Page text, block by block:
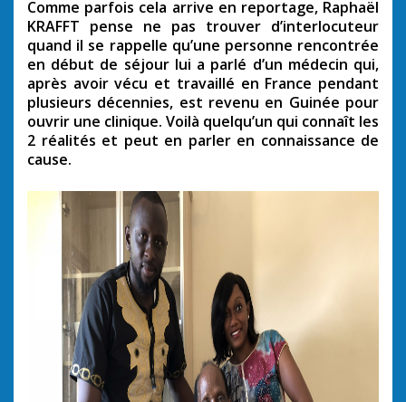
Comme parfois cela arrive en reportage, Raphaël
KRAFFT pense ne pas trouver d’interlocuteur
quand il se rappelle qu’une personne rencontrée
en début de séjour lui a parlé d’un médecin qui,
après avoir vécu et travaillé en France pendant
plusieurs décennies, est revenu en Guinée pour
ouvrir une clinique. Voilà quelqu’un qui connaît les
2 réalités et peut en parler en connaissance de
cause.